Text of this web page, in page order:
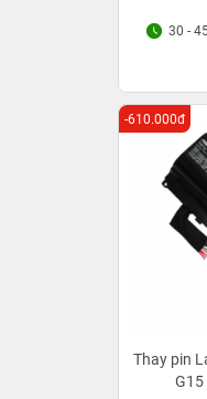
30 -
Thay pin
G15
-610.000đ